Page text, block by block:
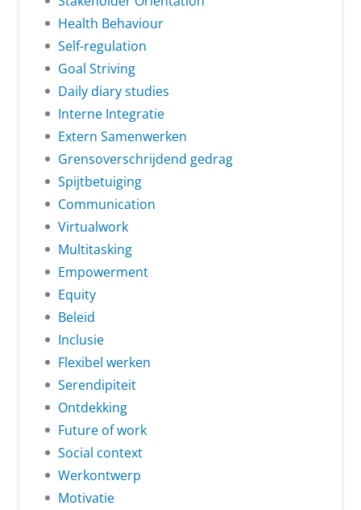
Health Behaviour
Self-regulation
Goal Striving
Daily diary studies
Interne Integratie
Extern Samenwerken
Grensoverschrijdend gedrag
Spijtbetuiging
Communication
Virtualwork
Multitasking
Empowerment
Equity
Beleid
Inclusie
Flexibel werken
Serendipiteit
Ontdekking
Future of work
Social context
Werkontwerp
Motivatie